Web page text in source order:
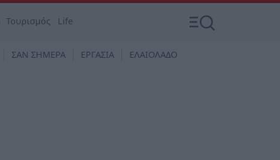
Τουρισμός Life
ΣΑΝ ΣΗΜΕΡΑ ΕΡΓΑΣΙΑ ΕΛΑΙΟΛΑΔΟ